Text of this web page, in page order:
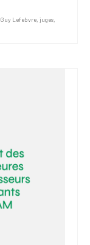
Guy Lefebvre, juges,